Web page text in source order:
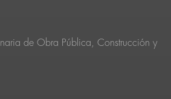
de Obra Pública, Construcción y